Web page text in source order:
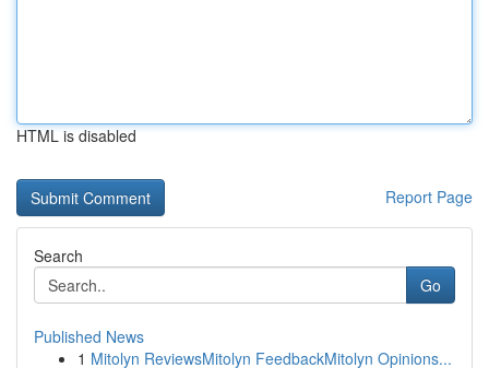
HTML is disabled
Report Page
Search
Go
Published News
1 Mitolyn ReviewsMitolyn FeedbackMitolyn Opinions...